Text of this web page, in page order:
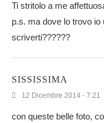
Ti stritolo a me
p.s. ma dove lo trovo
scriverti??????
SISSISSIMA
12 Dicembre 2014 - 7:21
con queste belle foto,